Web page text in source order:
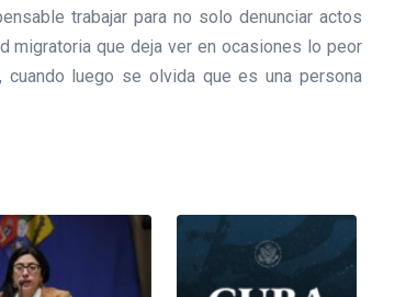
trabajar para no solo denunciar actos
migratoria que deja ver en ocasiones lo peor
luego se olvida que es una persona